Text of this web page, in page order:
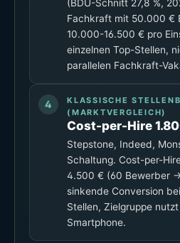
(BDU-Schnitt 27,8 %,
Fachkraft mit 50.000 €
10.000-16.500 € pro
einzelnen Top-Stellen,
parallelen Fachkraft-
KLASSISCHE
(MARKTVERGLEICH)
Cost-per-Hire
Stepstone, Indeed,
Schaltung. Cost-per-
4.500 € (60 Bewerber
sinkende Conversion
Stellen, Zielgruppe
Smartphone.